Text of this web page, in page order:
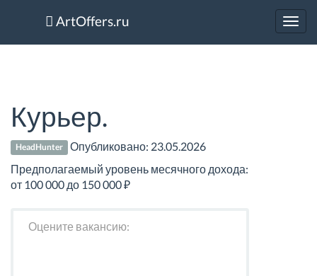
ArtOffers.ru
Курьер.
HeadHunter Опубликовано: 23.05.2026
Предполагаемый уровень месячного дохода:
от 100 000 до 150 000 ₽
Оцените вакансию: